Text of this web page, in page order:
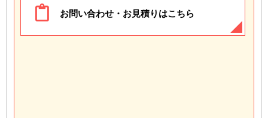
お問い合わせ・お見積りはこちら